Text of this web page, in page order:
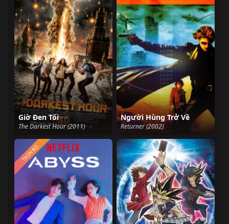
Giờ Đen Tối
The Darkest Hour (2011)
Người Hùng Trở Về
Returner (2002)
TRỌN BỘ